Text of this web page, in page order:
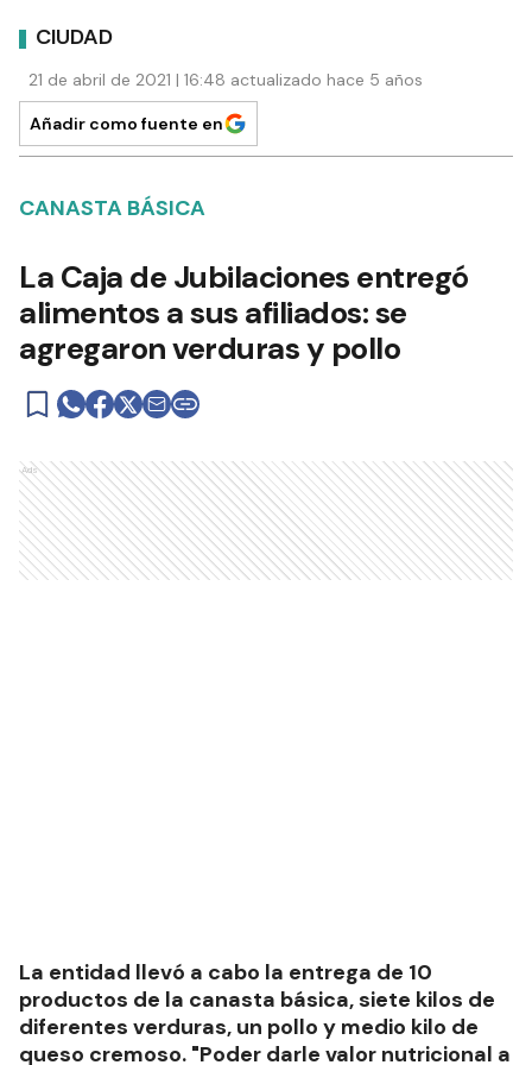
CIUDAD
21 de abril de 2021 | 16:48 actualizado hace 5 años
Añadir como fuente en
CANASTA BÁSICA
La Caja de Jubilaciones entregó
alimentos a sus afiliados: se
agregaron verduras y pollo
Ads
La entidad llevó a cabo la entrega de 10
productos de la canasta básica, siete kilos de
diferentes verduras, un pollo y medio kilo de
queso cremoso. "Poder darle valor nutricional a